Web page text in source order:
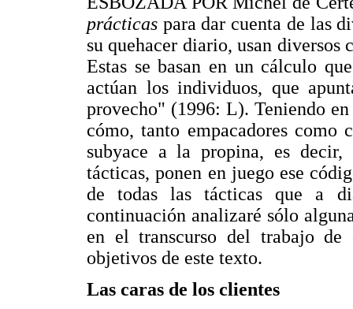
prácticas para dar cuenta de las
su quehacer diario, usan
Estas se basan en un cálculo
actúan los individuos, que
provecho" (1996: L). Teniendo
cómo, tanto empacadores como
subyace a la propina, es decir,
tácticas, ponen en juego ese
de todas las tácticas que a
continuación analizaré sólo
en el transcurso del trabajo de
objetivos de este texto.
Las caras de los clientes